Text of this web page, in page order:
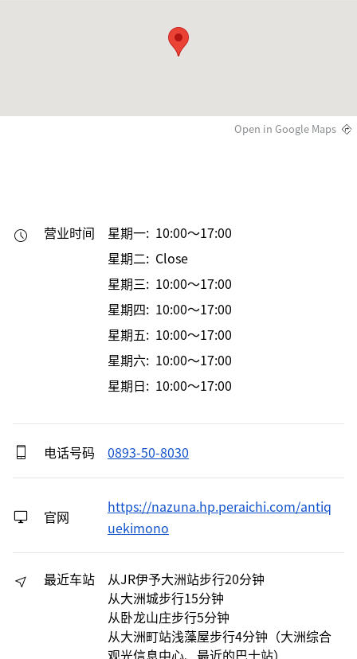
Open in Google Maps
营业时间
星期一: 10:00～17:00
星期二: Close
星期三: 10:00～17:00
星期四: 10:00～17:00
星期五: 10:00～17:00
星期六: 10:00～17:00
星期日: 10:00～17:00
电话号码 0893-50-8030
官网
https://nazuna.hp.peraichi.com/antiq
uekimono
最近车站
从JR伊予大洲站步行20分钟
从大洲城步行15分钟
从卧龙山庄步行5分钟
从大洲町站浅藻屋步行4分钟（大洲综合